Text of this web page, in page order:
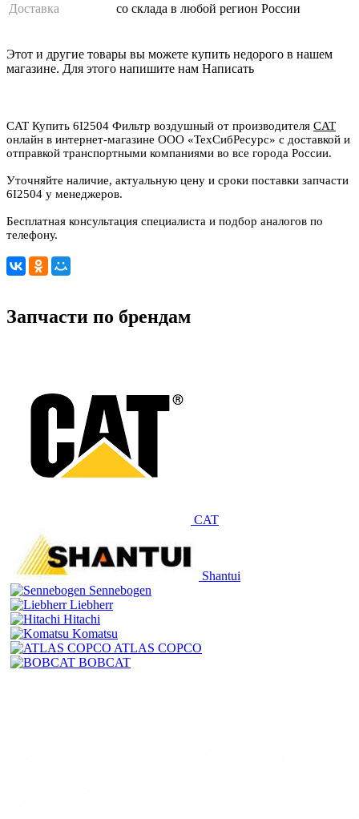
Доставка
со склада в любой регион России
Этот и другие товары вы можете купить недорого в нашем
магазине. Для этого напишите нам Написать
CAT Купить 6I2504 Фильтр воздушный от производителя CAT
онлайн в интернет-магазине ООО «ТехСибРесурс» с доставкой и
отправкой транспортными компаниями во все города России.
Уточняйте наличие, актуальную цену и сроки поставки запчасти
6I2504 у менеджеров.
Бесплатная консультация специалиста и подбор аналогов по
телефону.
Запчасти по брендам
CAT
Shantui
Sennebogen
Liebherr
Hitachi
Komatsu
ATLAS COPCO
BOBCAT